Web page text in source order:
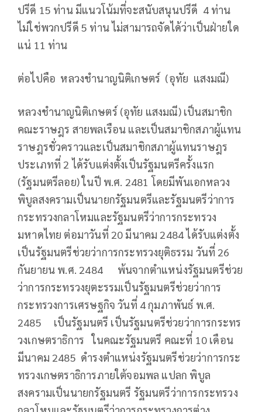
ปรีดี 15 ท่าน มีแนวโน้มที่จะสนับสนุนปรีดี 4 ท่าน
ไม่ใช่พวกปรีดี 5 ท่าน ไม่สามารถจัดได้ว่าเป็นฝ่ายใด
แน่ 11 ท่าน
ต่อไปคือ หลวงชำนาญนิติเกษตร์ (อุทัย แสงมณี)
หลวงชำนาญนิติเกษตร์ (อุทัย แสงมณี) เป็นสมาชิก
คณะราษฎร สายพลเรือน และเป็นสมาชิกสภาผู้แทน
ราษฎรชั่วคราวและเป็นสมาชิกสภาผู้แทนราษฎร
ประเภทที่ 2 ได้รับแต่งตั้งเป็นรัฐมนตรีครั้งแรก
(รัฐมนตรีลอย) ในปี พ.ศ. 2481 โดยมีพันเอกหลวง
พิบูลสงครามเป็นนายกรัฐมนตรีและรัฐมนตรีว่าการ
กระทรวงกลาโหมและรัฐมนตรีว่าการกระทรวง
มหาดไทย ต่อมาวันที่ 20 มีนาคม 2484 ได้รับแต่งตั้ง
เป็นรัฐมนตรีช่วยว่าการกระทรวงยุติธรรม วันที่ 26
กันยายน พ.ศ. 2484 พ้นจากตำแหน่งรัฐมนตรีช่วย
ว่าการกระทรวงยุตะรรมเป็นรัฐมนตรีช่วยว่าการ
กระทรวงการเศรษฐกิจ วันที่ 4 กุมภาพันธ์ พ.ศ.
2485 เป็นรัฐมนตรี เป็นรัฐมนตรีช่วยว่าการกระทร
วงเกษตราธิการ ในคณะรัฐมนตรี คณะที่ 10 เดือน
มีนาคม 2485 ดำรงตำแหน่งรัฐมนตรีช่วยว่าการกระ
ทรวงเกษตราธิการภายใต้จอมพล แปลก พิบูล
สงครามเป็นนายกรัฐมนตรี รัฐมนตรีว่าการกระทรวง